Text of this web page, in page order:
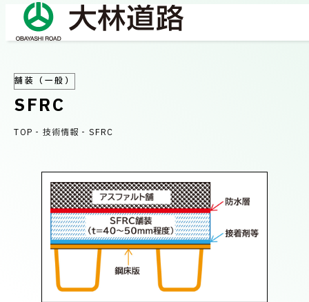
COMPANY
会社情報
社長メッセージ/企業理念
業績情報
サステナビリティ
ネットワーク
事業紹介
OUR WORKS
施工事例
TECHNICAL INFORMATION
舗装（一般）
SFRC
TOP - 技術情報 - SFRC